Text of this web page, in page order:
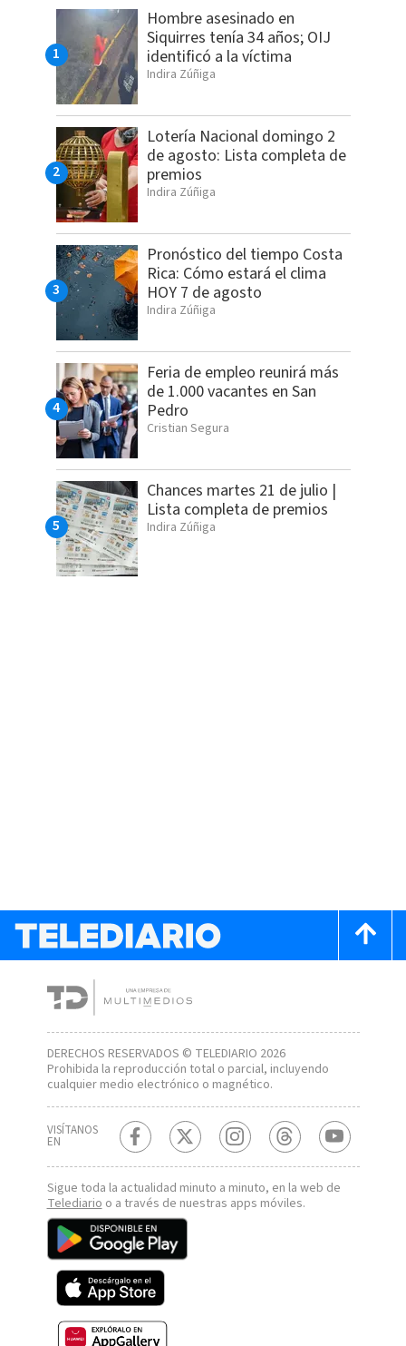
Hombre asesinado en
Siquirres tenía 34 años; OIJ
identificó a la víctima
Indira Zúñiga
Lotería Nacional domingo 2
de agosto: Lista completa de
premios
Indira Zúñiga
Pronóstico del tiempo Costa
Rica: Cómo estará el clima
HOY 7 de agosto
Indira Zúñiga
Feria de empleo reunirá más
de 1.000 vacantes en San
Pedro
Cristian Segura
Chances martes 21 de julio |
Lista completa de premios
Indira Zúñiga
DERECHOS RESERVADOS © TELEDIARIO 2026
Prohibida la reproducción total o parcial, incluyendo
cualquier medio electrónico o magnético.
VISÍTANOS
EN
Sigue toda la actualidad minuto a minuto, en la web de
Telediario o a través de nuestras apps móviles.